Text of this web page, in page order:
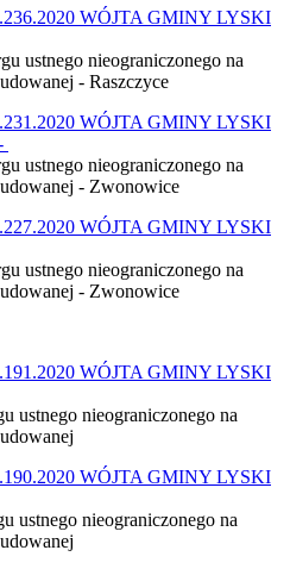
WÓJTA GMINY LYSKI
ustnego nieograniczonego na
- Raszczyce
WÓJTA GMINY LYSKI
ustnego nieograniczonego na
- Zwonowice
WÓJTA GMINY LYSKI
ustnego nieograniczonego na
- Zwonowice
WÓJTA GMINY LYSKI
ustnego nieograniczonego na
WÓJTA GMINY LYSKI
ustnego nieograniczonego na